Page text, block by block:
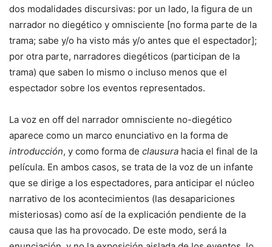
dos modalidades discursivas: por un lado, la figura de un
narrador no diegético y omnisciente [no forma parte de la
trama; sabe y/o ha visto más y/o antes que el espectador];
por otra parte, narradores diegéticos (participan de la
trama) que saben lo mismo o incluso menos que el
espectador sobre los eventos representados.
La voz en off del narrador omnisciente no-diegético
aparece como un marco enunciativo en la forma de
introducción, y como forma de clausura hacia el final de la
película. En ambos casos, se trata de la voz de un infante
que se dirige a los espectadores, para anticipar el núcleo
narrativo de los acontecimientos (las desapariciones
misteriosas) como así de la explicación pendiente de la
causa que las ha provocado. De este modo, será la